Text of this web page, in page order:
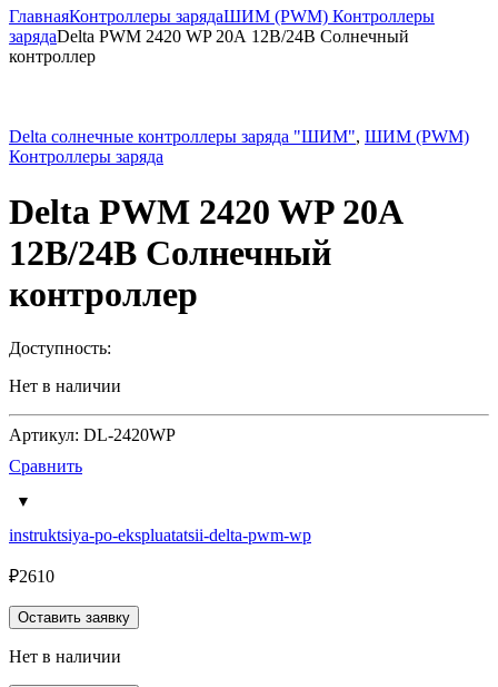
ГлавнаяКонтроллеры зарядаШИМ (PWM) Контроллеры
зарядаDelta PWM 2420 WP 20А 12В/24В Солнечный
контроллер
Delta солнечные контроллеры заряда "ШИМ", ШИМ (PWM)
Контроллеры заряда
Delta PWM 2420 WP 20А
12В/24В Солнечный
контроллер
Доступность:
Нет в наличии
Артикул: DL-2420WP
Сравнить
instruktsiya-po-ekspluatatsii-delta-pwm-wp
₽2610
Оставить заявку
Нет в наличии